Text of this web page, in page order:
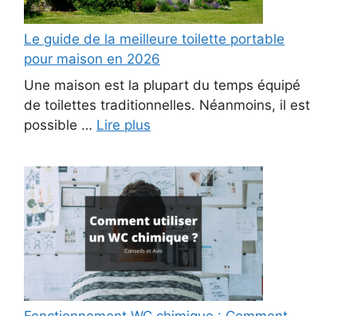
Le guide de la meilleure toilette portable
pour maison en 2026
Une maison est la plupart du temps équipé
de toilettes traditionnelles. Néanmoins, il est
possible … Lire plus